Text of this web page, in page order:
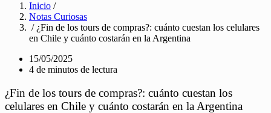
Inicio /
Notas Curiosas
/ ¿Fin de los tours de compras?: cuánto cuestan los celulares
en Chile y cuánto costarán en la Argentina
15/05/2025
4 de minutos de lectura
¿Fin de los tours de compras?: cuánto cuestan los
celulares en Chile y cuánto costarán en la Argentina